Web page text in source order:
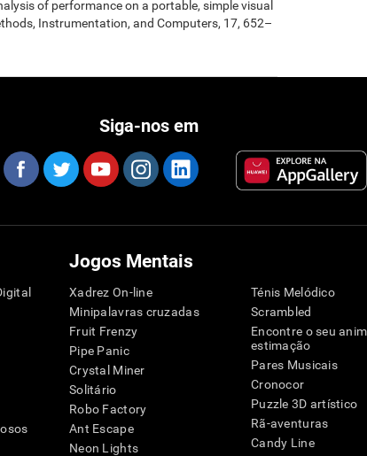
of performance on a portable, simple visual
Instrumentation, and Computers, 17, 652–
Siga-nos em
Jogos Mentais
Xadrez On-line
Minipalavras cruzadas
Fruit Frenzy
Pipe Panic
Crystal Miner
Solitário
Robo Factory
Ant Escape
Neon Lights
Ténis Melódico
Scrambled
Encontre o seu
estimação
Pares Musicais
Cronocor
Puzzle 3D artístico
Rã-aventuras
Candy Line